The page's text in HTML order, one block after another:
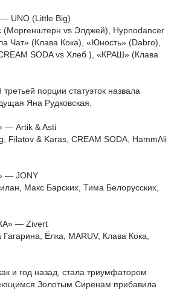
UNO (Little Big)
(Моргенштерн vs Элджей), Hypnodancer
Чат» (Клава Кока), «Юность» (Dabro),
SODA vs Хлеб ), «КРАШ» (Клава
порции статуэток назвала
Яна Рудковская.
Artik & Asti
Filatov & Karas, CREAM SODA, HammАli
— JONY
Макс Барских, Тима Белорусских,
— Zivert
Ёлка, MARUV, Клава Кока,
и год назад, стала триумфатором
Золотым Сиренам прибавила